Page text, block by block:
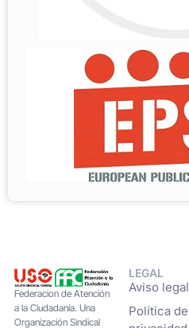
Federacion de Atención
a la Ciudadanía. Una
Organización Sindical
LEGAL
Aviso legal
Política de